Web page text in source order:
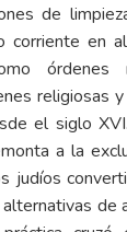
de
corriente en
órdenes
religiosas
el siglo
a la
judíos
de